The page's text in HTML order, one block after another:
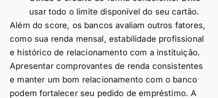
usar todo o limite disponível do seu cartão.
Além do score, os bancos avaliam outros fatores,
como sua renda mensal, estabilidade profissional
e histórico de relacionamento com a instituição.
Apresentar comprovantes de renda consistentes
e manter um bom relacionamento com o banco
podem fortalecer seu pedido de empréstimo. A